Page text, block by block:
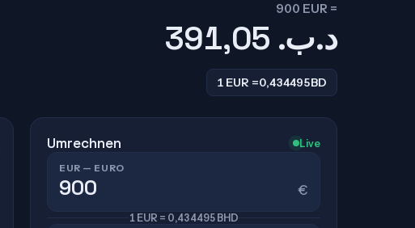
900 EUR =
391,05 .د.ب
1 EUR =0,434495BD
Umrechnen Live
EUR — EURO
€
1 EUR = 0,434495 BHD